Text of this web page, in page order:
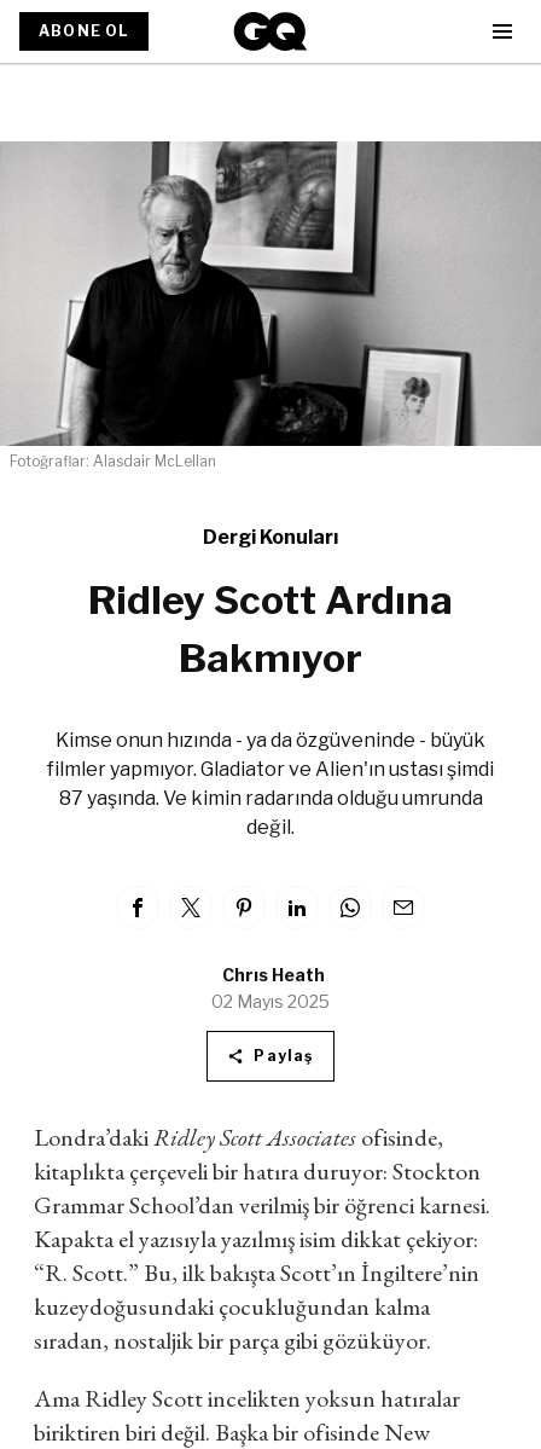
ABONE OL
Fotoğraflar: Alasdair McLellan
Dergi Konuları
Ridley Scott Ardına
Bakmıyor
Kimse onun hızında - ya da özgüveninde - büyük
filmler yapmıyor. Gladiator ve Alien'ın ustası şimdi
87 yaşında. Ve kimin radarında olduğu umrunda
değil.
Chrıs Heath
02 Mayıs 2025
Paylaş
Londra’dakiRidley Scott Associatesofisinde,
kitaplıkta çerçeveli bir hatıra duruyor: Stockton
Grammar School’dan verilmiş bir öğrenci karnesi.
Kapakta el yazısıyla yazılmış isim dikkat çekiyor:
“R. Scott.” Bu, ilk bakışta Scott’ın İngiltere’nin
kuzeydoğusundaki çocukluğundan kalma
sıradan, nostaljik bir parça gibi gözüküyor.
Ama Ridley Scott incelikten yoksun hatıralar
biriktiren biri değil. Başka bir ofisinde New